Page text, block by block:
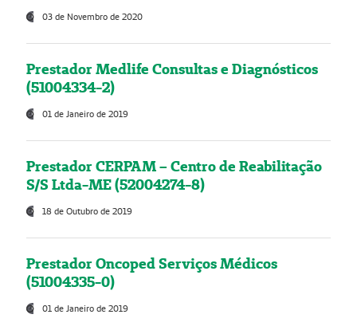
03 de Novembro de 2020
Prestador Medlife Consultas e Diagnósticos
(51004334-2)
01 de Janeiro de 2019
Prestador CERPAM – Centro de Reabilitação
S/S Ltda-ME (52004274-8)
18 de Outubro de 2019
Prestador Oncoped Serviços Médicos
(51004335-0)
01 de Janeiro de 2019